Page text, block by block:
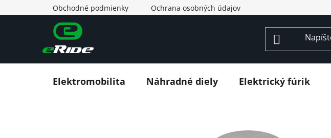
na
Obchodné podmienky Ochrana osobných údajov
Elektromobilita Náhradné diely Elektrický fúrik